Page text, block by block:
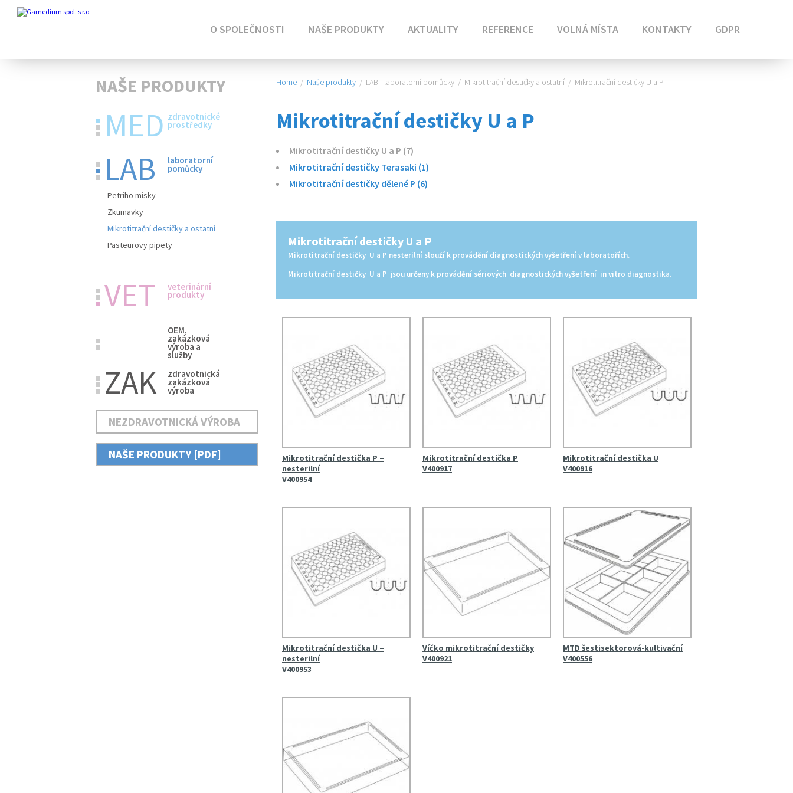
O SPOLEČNOSTI NAŠE PRODUKTY AKTUALITY REFERENCE VOLNÁ MÍSTA KONTAKTY GDPR
NAŠE PRODUKTY
MED zdravotnické
prostředky
LAB laboratorní
pomůcky
Petriho misky
Zkumavky
Mikrotitrační destičky a ostatní
Pasteurovy pipety
VET veterinární
produkty
OEM,
zakázková
výroba a
služby
ZAK zdravotnická
zakázková
výroba
NEZDRAVOTNICKÁ VÝROBA
NAŠE PRODUKTY [PDF]
Home / Naše produkty / LAB - laboratorní pomůcky / Mikrotitrační destičky a ostatní / Mikrotitrační destičky U a P
Mikrotitrační destičky U a P
Mikrotitrační destičky U a P (7)
Mikrotitrační destičky Terasaki (1)
Mikrotitrační destičky dělené P (6)
Mikrotitrační destičky U a P
Mikrotitrační destičky U a P nesterilní slouží k provádění diagnostických vyšetření v laboratořích.
Mikrotitrační destičky U a P jsou určeny k provádění sériových diagnostických vyšetření in vitro diagnostika.
Mikrotitrační destička P –
nesterilní
V400954
Mikrotitrační destička P
V400917
Mikrotitrační destička U
V400916
Mikrotitrační destička U –
nesterilní
V400953
Víčko mikrotitrační destičky
V400921
MTD šestisektorová-kultivační
V400556